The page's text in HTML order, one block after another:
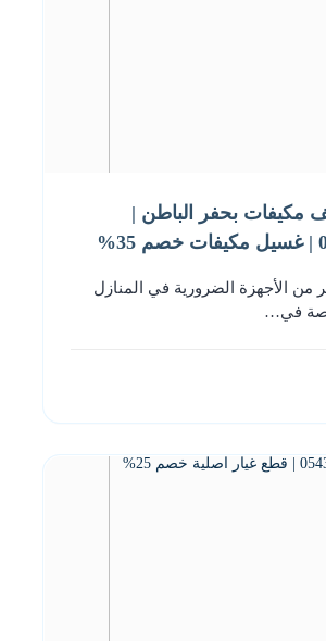
مكيفات بحفر الباطن |
من الأجهزة الضرورية في المنازل
في…